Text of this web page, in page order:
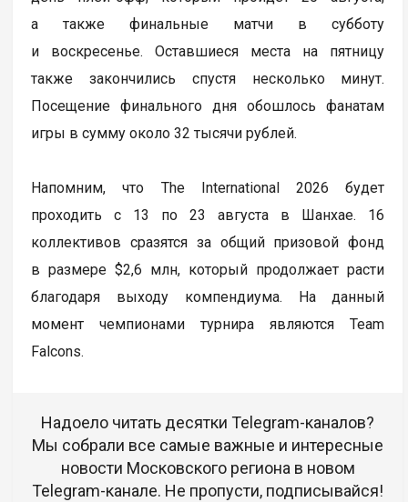
а также финальные матчи в субботу
и воскресенье. Оставшиеся места на пятницу
также закончились спустя несколько минут.
Посещение финального дня обошлось фанатам
игры в сумму около 32 тысячи рублей.
Напомним, что The International 2026 будет
проходить с 13 по 23 августа в Шанхае. 16
коллективов сразятся за общий призовой фонд
в размере $2,6 млн, который продолжает расти
благодаря выходу компендиума. На данный
момент чемпионами турнира являются Team
Falcons.
Надоело читать десятки Telegram-каналов?
Мы собрали все самые важные и интересные
новости Московского региона в новом
Telegram-канале. Не пропусти, подписывайся!